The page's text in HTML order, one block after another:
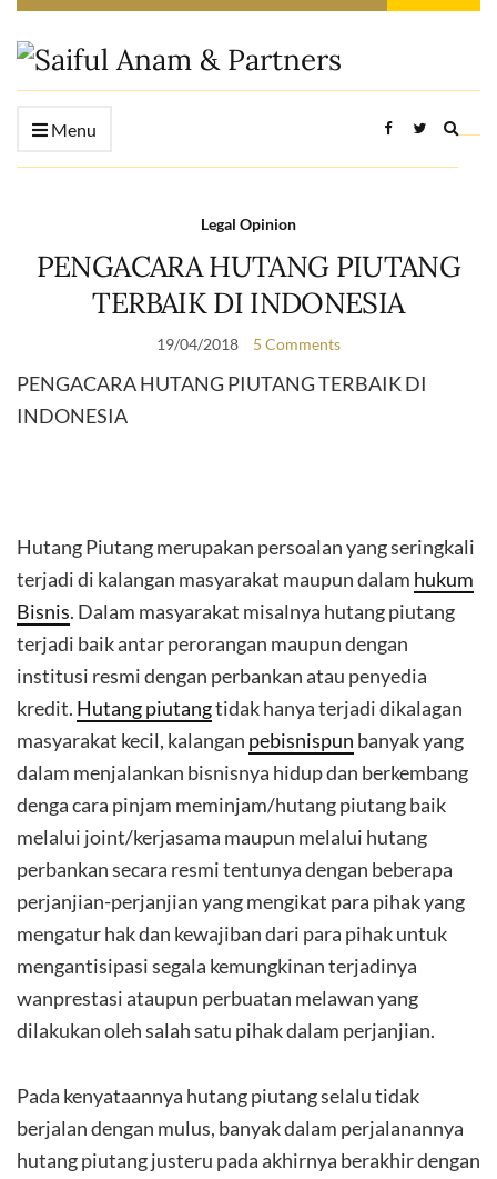
Menu
form
Legal Opinion
PENGACARA HUTANG PIUTANG
TERBAIK DI INDONESIA
19/04/2018 5 Comments
PENGACARA HUTANG PIUTANG TERBAIK DI
INDONESIA
Hutang Piutang merupakan persoalan yang seringkali
terjadi di kalangan masyarakat maupun dalam hukum
Bisnis. Dalam masyarakat misalnya hutang piutang
terjadi baik antar perorangan maupun dengan
institusi resmi dengan perbankan atau penyedia
kredit. Hutang piutangtidak hanya terjadi dikalagan
masyarakat kecil, kalangan pebisnispun banyak yang
dalam menjalankan bisnisnya hidup dan berkembang
denga cara pinjam meminjam/hutang piutang baik
melalui joint/kerjasama maupun melalui hutang
perbankan secara resmi tentunya dengan beberapa
perjanjian-perjanjian yang mengikat para pihak yang
mengatur hak dan kewajiban dari para pihak untuk
mengantisipasi segala kemungkinan terjadinya
wanprestasi ataupun perbuatan melawan yang
dilakukan oleh salah satu pihak dalam perjanjian.
Pada kenyataannya hutang piutang selalu tidak
berjalan dengan mulus, banyak dalam perjalanannya
hutang piutang justeru pada akhirnya berakhir dengan